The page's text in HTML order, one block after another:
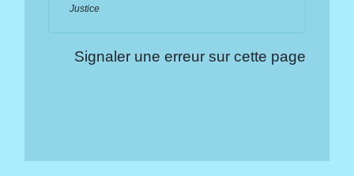
Justice
Signaler une erreur sur cette page